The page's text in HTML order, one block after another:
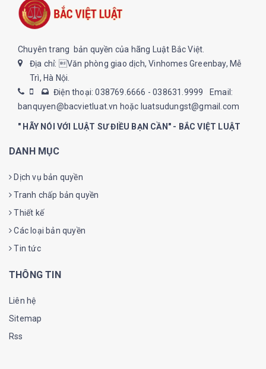
Chuyên trang bản quyền của hãng Luật Bắc Việt.
Địa chỉ: Văn phòng giao dịch, Vinhomes Greenbay, Mễ
Trì, Hà Nội.
Điện thoại: 038769.6666 - 038631.9999
Email:
banquyen@bacvietluat.vn hoặc luatsudungst@gmail.com
" HÃY NÓI VỚI LUẬT SƯ ĐIỀU BẠN CẦN" - BẮC VIỆT LUẬT
DANH MỤC
Dịch vụ bản quyền
Tranh chấp bản quyền
Thiết kế
Các loại bản quyền
Tin tức
THÔNG TIN
Liên hệ
Sitemap
Rss